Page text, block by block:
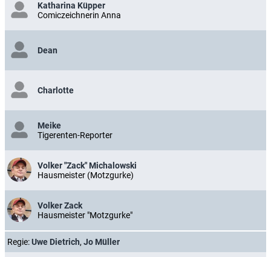
Katharina Küpper
Comiczeichnerin Anna
Dean
Charlotte
Meike
Tigerenten-Reporter
Volker "Zack" Michalowski
Hausmeister (Motzgurke)
Volker Zack
Hausmeister "Motzgurke"
Regie:Uwe Dietrich, Jo Müller